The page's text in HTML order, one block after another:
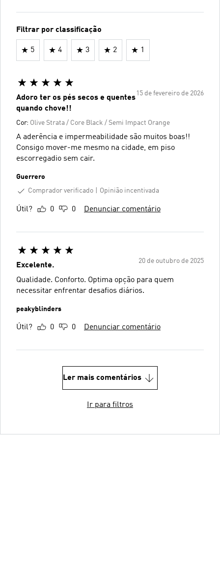
Filtrar por classificação
5 4 3 2 1
15 de fevereiro de 2026
Adoro ter os pés secos e quentes
quando chove!!
Cor: Olive Strata / Core Black / Semi Impact Orange
A aderência e impermeabilidade são muitos boas!!
Consigo mover-me mesmo na cidade, em piso
escorregadio sem cair.
Guerrero
Comprador verificado
Opinião incentivada
Útil? 0 0 Denunciar comentário
20 de outubro de 2025
Excelente.
Qualidade. Conforto. Optima opção para quem
necessitar enfrentar desafios diários.
peakyblinders
Útil? 0 0 Denunciar comentário
Ler mais comentários
Ir para filtros